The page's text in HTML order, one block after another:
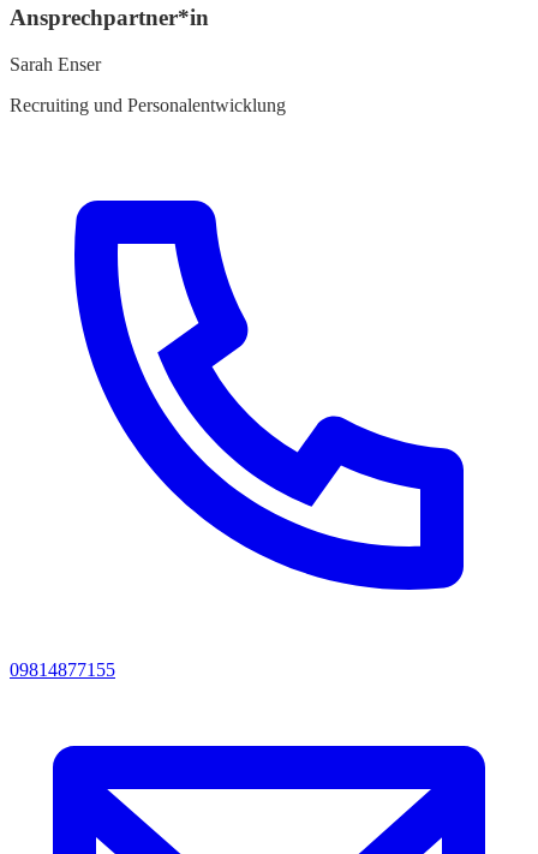
Ansprechpartner*in
Sarah Enser
Recruiting und Personalentwicklung
09814877155